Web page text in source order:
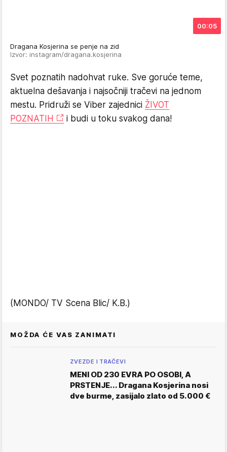
00:05
Dragana Kosjerina se penje na zid
Izvor: instagram/dragana.kosjerina
Svet poznatih nadohvat ruke. Sve goruće teme,
aktuelna dešavanja i najsočniji tračevi na jednom
mestu. Pridruži se Viber zajednici ŽIVOT
POZNATIH
i budi u toku svakog dana!
(MONDO/ TV Scena Blic/ K.B.)
MOŽDA ĆE VAS ZANIMATI
ZVEZDE I TRAČEVI
MENI OD 230 EVRA PO OSOBI, A
PRSTENJE... Dragana Kosjerina nosi
dve burme, zasijalo zlato od 5.000 €